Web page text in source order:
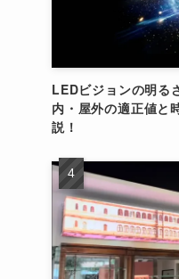
LEDビジョンの明る
内・屋外の適正値と
説！